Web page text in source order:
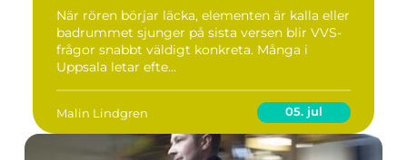
När rören börjar läcka, elementen är kalla eller
badrummet sjunger på sista versen blir VVS-
frågor snabbt väldigt konkreta. Många i
Uppsala letar efte...
Malin Lindgren 05. jul